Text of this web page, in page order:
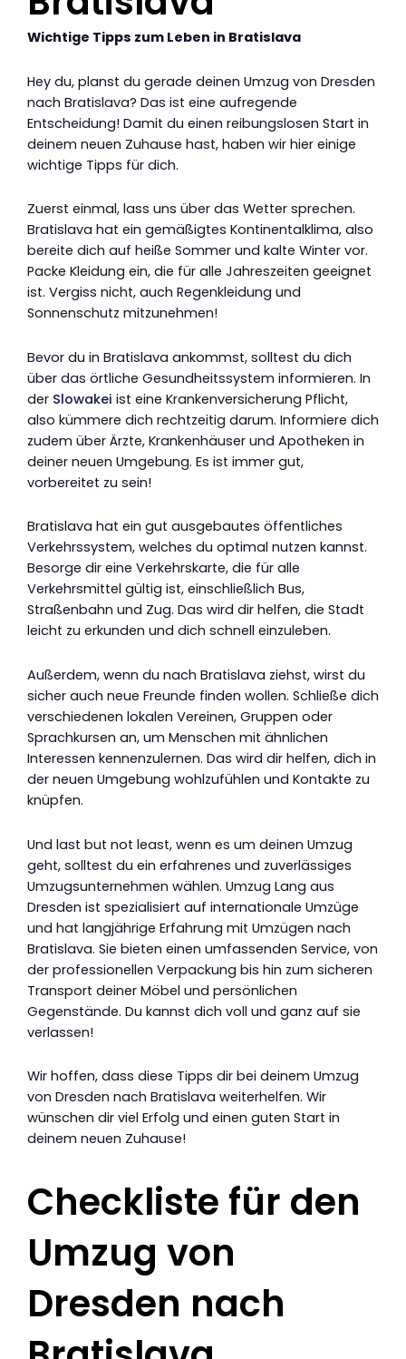
Wichtige Tipps zum Leben in Bratislava
Hey du, planst du gerade deinen Umzug von Dresden
nach Bratislava? Das ist eine aufregende
Entscheidung! Damit du einen reibungslosen Start in
deinem neuen Zuhause hast, haben wir hier einige
wichtige Tipps für dich.
Zuerst einmal, lass uns über das Wetter sprechen.
Bratislava hat ein gemäßigtes Kontinentalklima, also
bereite dich auf heiße Sommer und kalte Winter vor.
Packe Kleidung ein, die für alle Jahreszeiten geeignet
ist. Vergiss nicht, auch Regenkleidung und
Sonnenschutz mitzunehmen!
Bevor du in Bratislava ankommst, solltest du dich
über das örtliche Gesundheitssystem informieren. In
der Slowakei ist eine Krankenversicherung Pflicht,
also kümmere dich rechtzeitig darum. Informiere dich
zudem über Ärzte, Krankenhäuser und Apotheken in
deiner neuen Umgebung. Es ist immer gut,
vorbereitet zu sein!
Bratislava hat ein gut ausgebautes öffentliches
Verkehrssystem, welches du optimal nutzen kannst.
Besorge dir eine Verkehrskarte, die für alle
Verkehrsmittel gültig ist, einschließlich Bus,
Straßenbahn und Zug. Das wird dir helfen, die Stadt
leicht zu erkunden und dich schnell einzuleben.
Außerdem, wenn du nach Bratislava ziehst, wirst du
sicher auch neue Freunde finden wollen. Schließe dich
verschiedenen lokalen Vereinen, Gruppen oder
Sprachkursen an, um Menschen mit ähnlichen
Interessen kennenzulernen. Das wird dir helfen, dich in
der neuen Umgebung wohlzufühlen und Kontakte zu
knüpfen.
Und last but not least, wenn es um deinen Umzug
geht, solltest du ein erfahrenes und zuverlässiges
Umzugsunternehmen wählen. Umzug Lang aus
Dresden ist spezialisiert auf internationale Umzüge
und hat langjährige Erfahrung mit Umzügen nach
Bratislava. Sie bieten einen umfassenden Service, von
der professionellen Verpackung bis hin zum sicheren
Transport deiner Möbel und persönlichen
Gegenstände. Du kannst dich voll und ganz auf sie
verlassen!
Wir hoffen, dass diese Tipps dir bei deinem Umzug
von Dresden nach Bratislava weiterhelfen. Wir
wünschen dir viel Erfolg und einen guten Start in
deinem neuen Zuhause!
Checkliste für den
Umzug von
Dresden nach